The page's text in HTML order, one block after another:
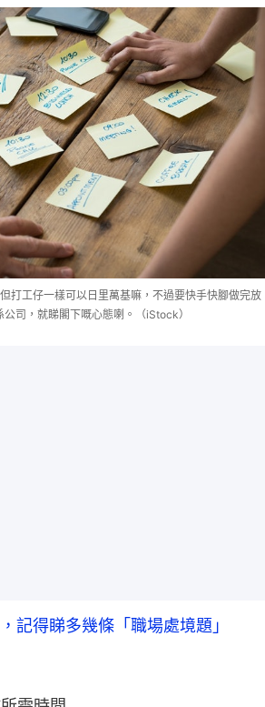
打工仔一樣可以日里萬基嘛，不過要快手快腳做完放
司，就睇閣下嘅心態喇。（iStock）
記得睇多幾條「職場處境題」